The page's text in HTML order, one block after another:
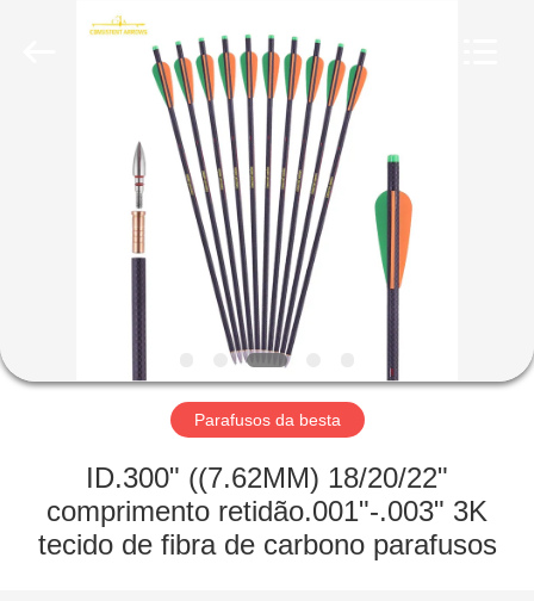
PRODUTOS
EXCURSÃO
FÁBRICA
CONTROLE
Parafusos da besta
ID.300" ((7.62MM) 18/20/22"
comprimento retidão.001"-.003" 3K
tecido de fibra de carbono parafusos